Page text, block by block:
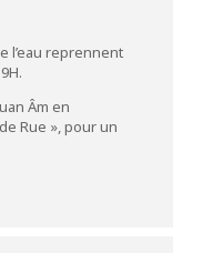
l’eau reprennent
Âm en
Rue », pour un